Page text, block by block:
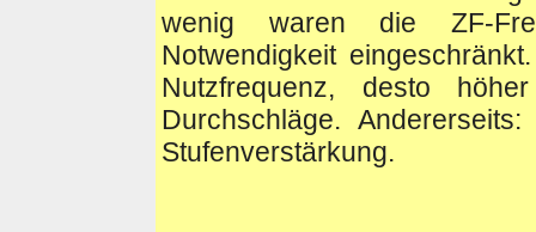
wenig waren die ZF-
Notwendigkeit
Nutzfrequenz, desto
Durchschläge.
Stufenverstärkung.